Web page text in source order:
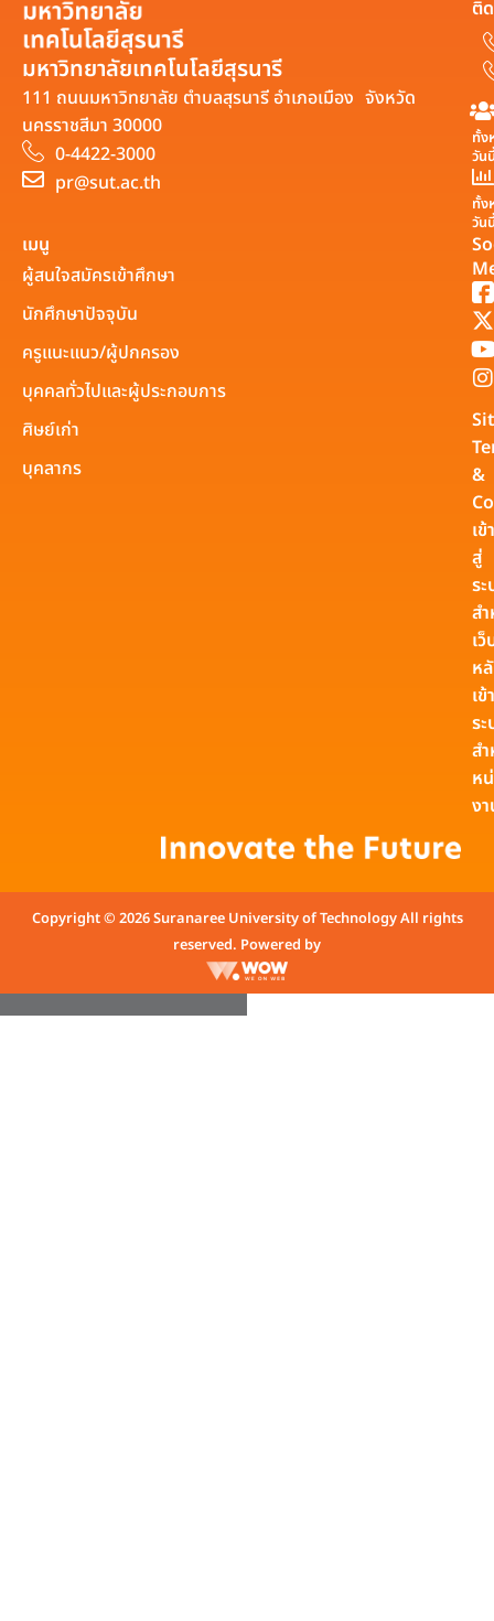
มหาวิทยาลัยเทคโนโลยีสุรนารี
111 ถนนมหาวิทยาลัย ตำบลสุรนารี อำเภอเมือง จังหวัด
นครราชสีมา 30000
0-4422-3000
pr@sut.ac.th
ติ
ทั้ง
วัน
ทั้ง
วัน
เมนู
ผู้สนใจสมัครเข้าศึกษา
นักศึกษาปัจจุบัน
ครูแนะแนว/ผู้ปกครอง
บุคคลทั่วไปและผู้ประกอบการ
ศิษย์เก่า
บุคลากร
&
เข้า
สู่
ร
ส
เ
ห
เข้
ร
ส
ห
ง
Copyright © 2026 Suranaree University of Technology All rights
reserved. Powered by